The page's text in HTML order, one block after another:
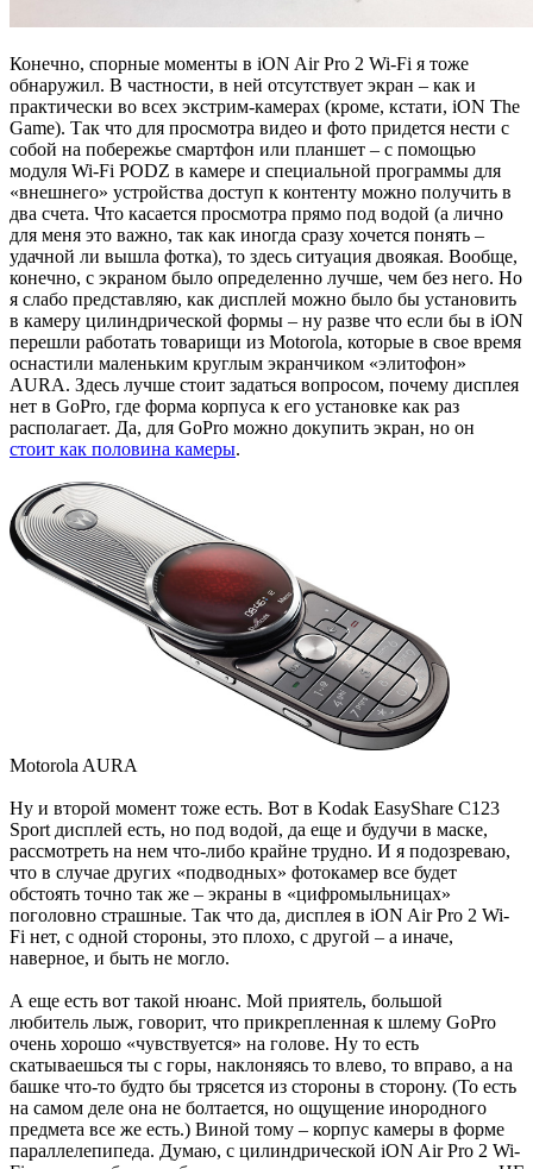
Конечно, спорные моменты в iON Air Pro 2 Wi-Fi я тоже
обнаружил. В частности, в ней отсутствует экран – как и
практически во всех экстрим-камерах (кроме, кстати, iON The
Game). Так что для просмотра видео и фото придется нести с
собой на побережье смартфон или планшет – с помощью
модуля Wi-Fi PODZ в камере и специальной программы для
«внешнего» устройства доступ к контенту можно получить в
два счета. Что касается просмотра прямо под водой (а лично
для меня это важно, так как иногда сразу хочется понять –
удачной ли вышла фотка), то здесь ситуация двоякая. Вообще,
конечно, с экраном было определенно лучше, чем без него. Но
я слабо представляю, как дисплей можно было бы установить
в камеру цилиндрической формы – ну разве что если бы в iON
перешли работать товарищи из Motorola, которые в свое время
оснастили маленьким круглым экранчиком «элитофон»
AURA. Здесь лучше стоит задаться вопросом, почему дисплея
нет в GoPro, где форма корпуса к его установке как раз
располагает. Да, для GoPro можно докупить экран, но он
стоит как половина камеры.
Motorola AURA
Ну и второй момент тоже есть. Вот в Kodak EasyShare C123
Sport дисплей есть, но под водой, да еще и будучи в маске,
рассмотреть на нем что-либо крайне трудно. И я подозреваю,
что в случае других «подводных» фотокамер все будет
обстоять точно так же – экраны в «цифромыльницах»
поголовно страшные. Так что да, дисплея в iON Air Pro 2 Wi-
Fi нет, с одной стороны, это плохо, с другой – а иначе,
наверное, и быть не могло.
А еще есть вот такой нюанс. Мой приятель, большой
любитель лыж, говорит, что прикрепленная к шлему GoPro
очень хорошо «чувствуется» на голове. Ну то есть
скатываешься ты с горы, наклоняясь то влево, то вправо, а на
башке что-то будто бы трясется из стороны в сторону. (То есть
на самом деле она не болтается, но ощущение инородного
предмета все же есть.) Виной тому – корпус камеры в форме
параллелепипеда. Думаю, с цилиндрической iON Air Pro 2 Wi-